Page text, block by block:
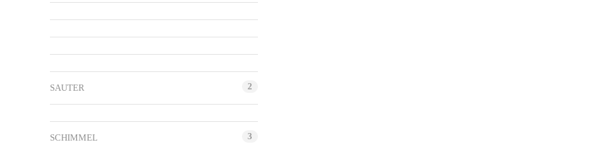
SAUTER 2
SCHIMMEL 3